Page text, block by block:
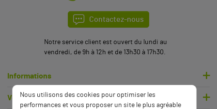
Contactez-nous
Notre service client est ouvert du lundi au
vendredi, de 9h à 12h et de 13h30 à 17h30.
Informations
Votre compte
Nous utilisons des cookies pour optimiser les
performances et vous proposer un site le plus agréable